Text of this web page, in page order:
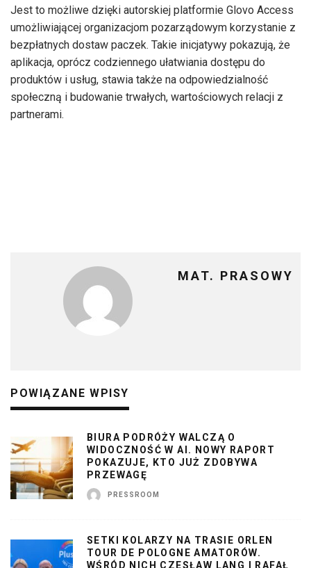
Jest to możliwe dzięki autorskiej platformie Glovo Access
umożliwiającej organizacjom pozarządowym korzystanie z
bezpłatnych dostaw paczek. Takie inicjatywy pokazują, że
aplikacja, oprócz codziennego ułatwiania dostępu do
produktów i usług, stawia także na odpowiedzialność
społeczną i budowanie trwałych, wartościowych relacji z
partnerami.
MAT. PRASOWY
POWIĄZANE WPISY
BIURA PODRÓŻY WALCZĄ O
WIDOCZNOŚĆ W AI. NOWY RAPORT
POKAZUJE, KTO JUŻ ZDOBYWA
PRZEWAGĘ
PRESSROOM
SETKI KOLARZY NA TRASIE ORLEN
TOUR DE POLOGNE AMATORÓW.
WŚRÓD NICH CZESŁAW LANG I RAFAŁ